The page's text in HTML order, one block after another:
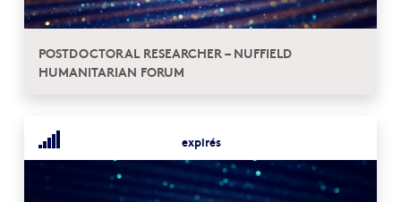
POSTDOCTORAL RESEARCHER – NUFFIELD
HUMANITARIAN FORUM
expirés